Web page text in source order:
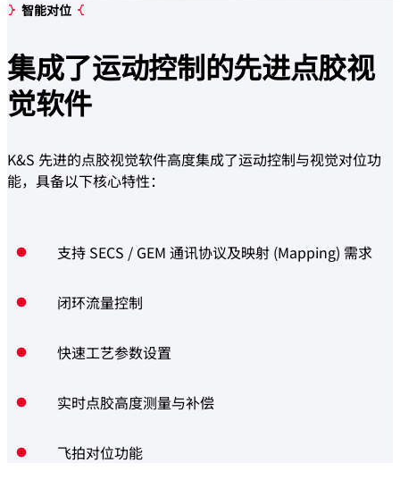
智能对位
集成了运动控制的先进点胶视
觉软件
K&S 先进的点胶视觉软件高度集成了运动控制与视觉对位功
能，具备以下核心特性：
支持 SECS / GEM 通讯协议及映射 (Mapping) 需求
闭环流量控制
快速工艺参数设置
实时点胶高度测量与补偿
飞拍对位功能